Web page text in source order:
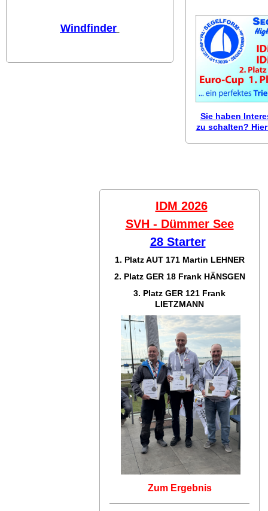
Windfinder
Sie haben
zu schalten?
IDM 2026
SVH - Dümmer See
28 Starter
1. Platz AUT 171 Martin LEHNER
2. Platz GER 18 Frank HÄNSGEN
3. Platz GER 121 Frank
LIETZMANN
Zum Ergebnis